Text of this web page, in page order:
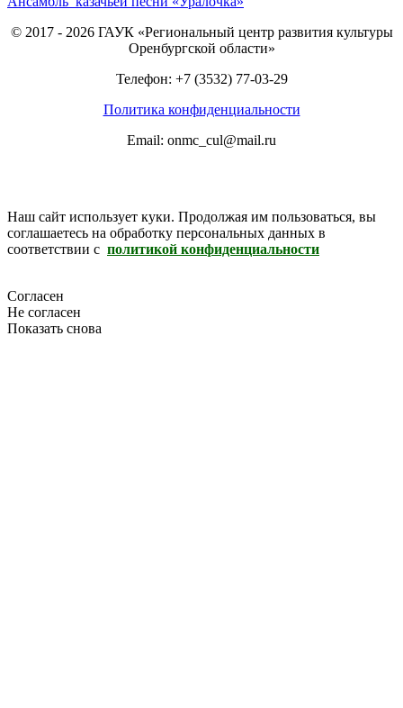
© 2017 - 2026 ГАУК «Региональный центр развития культуры
Оренбургской области»
Телефон: +7 (3532) 77-03-29
Политика конфиденциальности
Email: onmc_cul@mail.ru
Наш сайт использует куки. Продолжая им пользоваться, вы
соглашаетесь на обработку персональных данных в
соответствии с политикой конфиденциальности
Согласен
Не согласен
Показать снова